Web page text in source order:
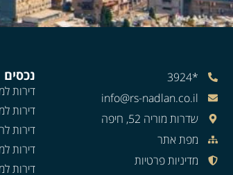
*3924
info@rs-nadlan.co.il
שדרות מוריה 52, חיפה
מפת אתר
מדיניות פרטיות
נכסים
דירות
דירות
דירות
דירות
דירות